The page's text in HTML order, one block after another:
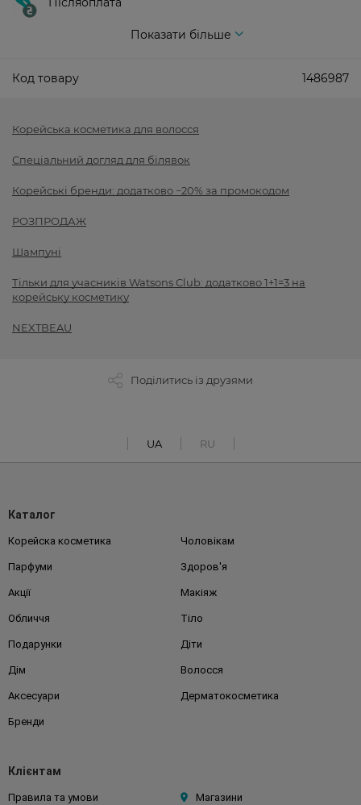
Показати більше
Код товару 1486987
Корейська косметика для волосся
Спеціальний догляд для білявок
Корейські бренди: додатково −20% за промокодом
РОЗПРОДАЖ
Шампуні
Тільки для учасників Watsons Club: додатково 1+1=3 на
корейську косметику
NEXTBEAU
Поділитись із друзями
UA RU
Каталог
Корейска косметика Чоловікам
Парфуми Здоров'я
Акції Макіяж
Обличчя Тіло
Подарунки Діти
Дім Волосся
Аксесуари Дерматокосметика
Бренди
Клієнтам
Правила та умови Магазини